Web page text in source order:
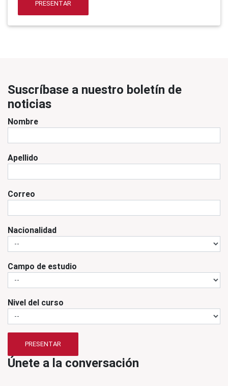
PRESENTAR
Suscríbase a nuestro boletín de
noticias
Nombre
Apellido
Correo
Nacionalidad
Campo de estudio
Nivel del curso
PRESENTAR
Únete a la conversación